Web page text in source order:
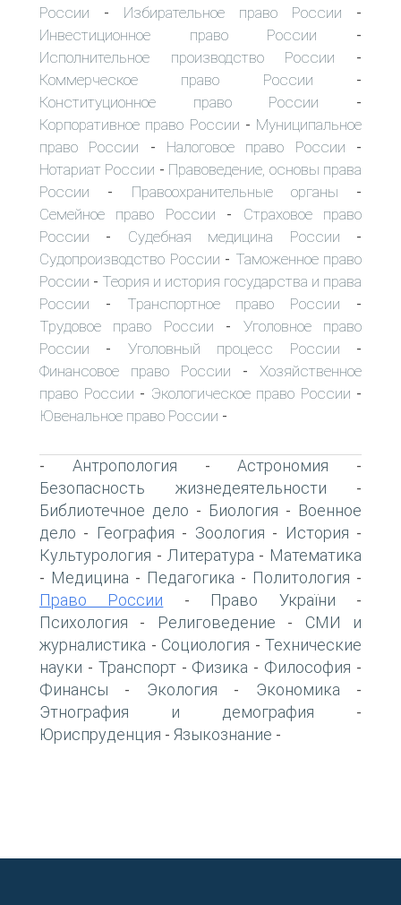
России - Избирательное право России -
Инвестиционное право России -
Исполнительное производство России -
Коммерческое право России -
Конституционное право России -
Корпоративное право России - Муниципальное
право России - Налоговое право России -
Нотариат России - Правоведение, основы права
России - Правоохранительные органы -
Семейное право России - Страховое право
России - Судебная медицина России -
Судопроизводство России - Таможенное право
России - Теория и история государства и права
России - Транспортное право России -
Трудовое право России - Уголовное право
России - Уголовный процесс России -
Финансовое право России - Хозяйственное
право России - Экологическое право России -
Ювенальное право России -
- Антропология -Астрономия -
Безопасность жизнедеятельности -
Библиотечное дело - Биология - Военное
дело - География - Зоология - История -
Культурология - Литература - Математика
- Медицина - Педагогика - Политология -
Право России - Право України -
Психология - Религоведение - СМИ и
журналистика - Социология - Технические
науки - Транспорт- Физика - Философия -
Финансы - Экология - Экономика -
Этнография и демография -
Юриспруденция - Языкознание -